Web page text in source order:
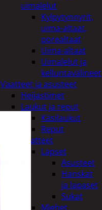
uimalelut
Kylpytynnyrit,
uima-altaat,
porealtaat
Uima-altaat
Uimalelut ja
kelluntavälineet
Vaatteet ja asusteet
Heijastimet
Laukut ja reput
Käsilaukut
Reput
Vaatteet
Lapset
Asusteet
Hanskat
ja lapaset
Sukat
Miehet